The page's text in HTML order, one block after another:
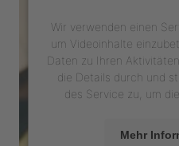
Wir verwenden einen
um Videoinhalte
Daten zu Ihren
die Details durch und
des Service zu, um
Mehr